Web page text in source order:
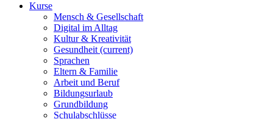
Kurse
Mensch & Gesellschaft
Digital im Alltag
Kultur & Kreativität
Gesundheit (current)
Sprachen
Eltern & Familie
Arbeit und Beruf
Bildungsurlaub
Grundbildung
Schulabschlüsse